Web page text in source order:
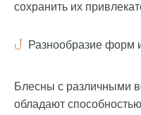
сохранить их
Разнообразие форм
Блесны с различными
обладают